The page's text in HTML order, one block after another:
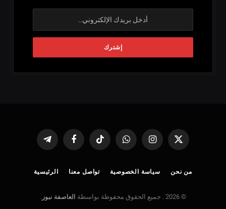
X
الانستغرامواتساب تيكتوك فيسبوك تيلقرام
من نحن سياسة الخصوصية تواصل معنا الرئيسية
© 2026 . جميع الحقوق محفوظة بواسطة العاصفة نيوز .